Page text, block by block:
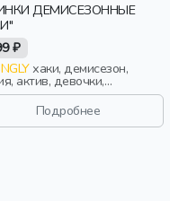
ДЕМИСЕЗОННЫЕ
₽
хаки, демисезон,
актив, девочки,
подростки, дети
Подробнее